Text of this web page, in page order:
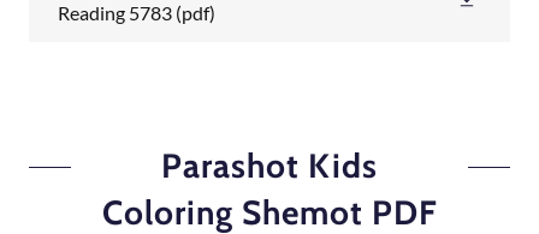
Reading 5783 (pdf)
Parashot Kids
Coloring Shemot PDF